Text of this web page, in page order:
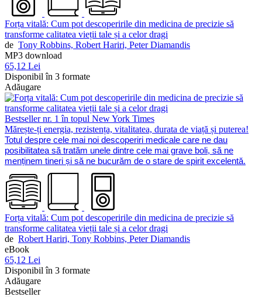
Forța vitală: Cum pot descoperirile din medicina de precizie să
transforme calitatea vieții tale și a celor dragi
de Tony Robbins, Robert Hariri, Peter Diamandis
MP3 download
65,12 Lei
Disponibil în 3 formate
Adăugare
Bestseller nr. 1 în topul New York Times
Mărește-ți energia, rezistența, vitalitatea, durata de viață și puterea!
Totul despre cele mai noi descoperiri medicale care ne dau
posibilitatea să tratăm unele dintre cele mai grave boli, să ne
menținem tineri și să ne bucurăm de o stare de spirit excelentă.
Forța vitală: Cum pot descoperirile din medicina de precizie să
transforme calitatea vieții tale și a celor dragi
de Robert Hariri, Tony Robbins, Peter Diamandis
eBook
65,12 Lei
Disponibil în 3 formate
Adăugare
Bestseller